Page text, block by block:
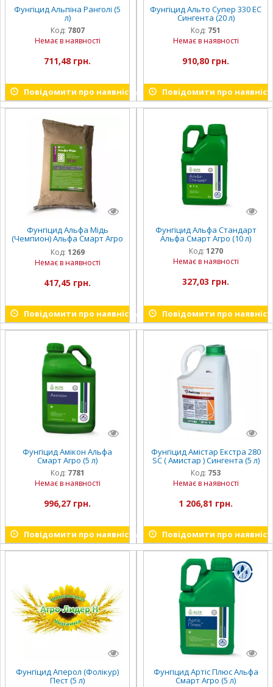
Фунгіцид Альпіна Ранголі (5
л)
Код: 7807
Немає в наявності
711,48 грн.
Повідомити про наявність
Фунгіцид Альто Супер 330 ЕС
Сингента (20 л)
Код: 751
Немає в наявності
910,80 грн.
Повідомити про
Фунгіцид Альфа Мідь
(Чемпион) Альфа Смарт Агро
(10 кг)
Код: 1269
Немає в наявності
417,45 грн.
Повідомити про наявність
Фунгіцид Альфа Стандарт
Альфа Смарт Агро (10 л)
Код: 1270
Немає в наявності
327,03 грн.
Повідомити про
Фунгіцид Амікон Альфа
Смарт Агро (5 л)
Код: 7781
Немає в наявності
996,27 грн.
Повідомити про наявність
Фунгіцид Амістар Екстра 280
SC ( Амистар ) Сингента (5 л)
Код: 753
Немає в наявності
1 206,81 грн.
Повідомити про
Фунгіцид Аперол (Фолікур)
Пест (5 л)
Фунгіцид Артіс Плюс Альфа
Смарт Агро (5 л)